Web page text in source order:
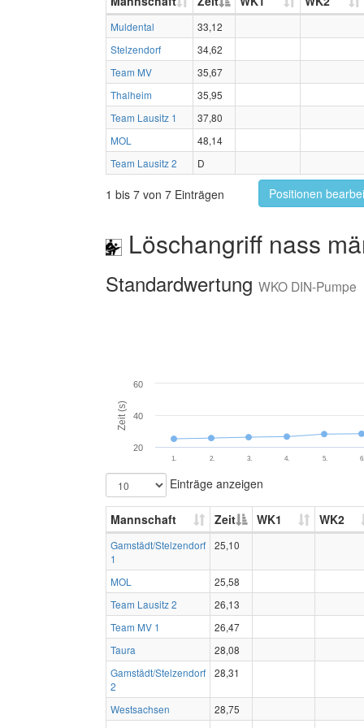
Muldental
33,12
Stelzendorf
34,62
Team MV
35,67
Thalheim
35,95
Team Lausitz 1
37,80
MOL
48,14
Team Lausitz 2
D
1 bis 7 von 7 Einträgen Positionen
Löschangriff nass
Standardwertung WKO DIN-Pumpe
Zeit (s)
1. 2. 3. 4. 5. 6.
20
40
60
Einträge anzeigen
Mannschaft Zeit WK1 WK2
Gamstädt/Stelzendorf
1
25,10
MOL
25,58
Team Lausitz 2
26,13
Team MV 1
26,47
Taura
28,08
Gamstädt/Stelzendorf
2
28,31
Westsachsen
28,75